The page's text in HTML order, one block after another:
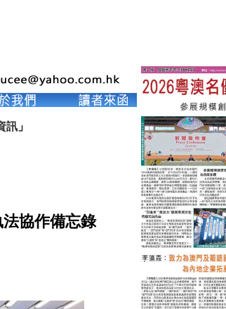
訊」
協作備忘錄